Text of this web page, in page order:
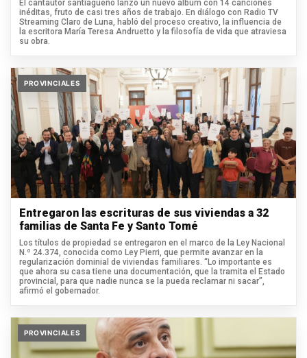
El cantautor santiagueño lanzó un nuevo álbum con 14 canciones
inéditas, fruto de casi tres años de trabajo. En diálogo con Radio TV
Streaming Claro de Luna, habló del proceso creativo, la influencia de
la escritora María Teresa Andruetto y la filosofía de vida que atraviesa
su obra.
PROVINCIALES
Entregaron las escrituras de sus viviendas a 32
familias de Santa Fe y Santo Tomé
Los títulos de propiedad se entregaron en el marco de la Ley Nacional
N.º 24.374, conocida como Ley Pierri, que permite avanzar en la
regularización dominial de viviendas familiares. “Lo importante es
que ahora su casa tiene una documentación, que la tramita el Estado
provincial, para que nadie nunca se la pueda reclamar ni sacar”,
afirmó el gobernador.
PROVINCIALES